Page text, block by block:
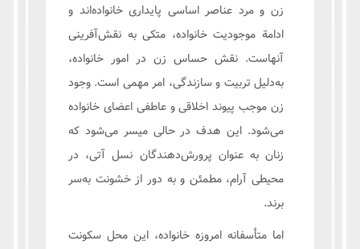
زن و مرد عناصر اساسی پایداری خانواده‌اند و
ادامة موجودیت خانواده، متکی به نقش‌آفرینی
آنهاست. نقش حساس زن در امور خانواده،
به‌دلیل تربیت و سازندگی، امر مهمی است. وجود
زن موجب پیوند اخلاقی و عاطفی اعضای خانواده
می‌شود. این هدف در حالی میسر می‌شود که
زنان به عنوان پرورش‌دهندگان نسل آتی، در
محیطی آرام، مطمئن و به دور از خشونت به‌سر
برند.
اما متأسفانه امروزه خانواده، این محل سکونت